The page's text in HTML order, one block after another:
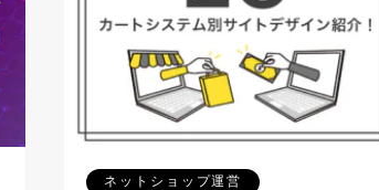
ネットショップ運営